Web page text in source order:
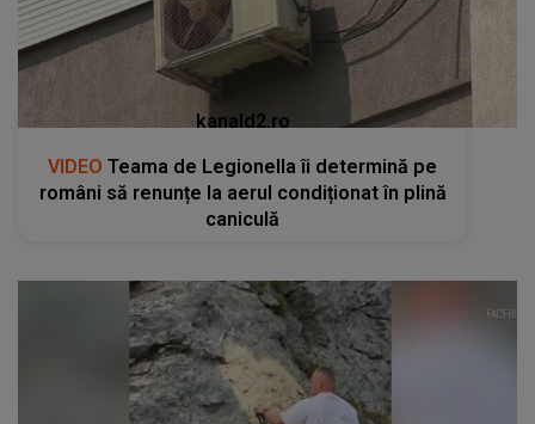
kanald2.ro
VIDEO Teama de Legionella îi determină pe
români să renunțe la aerul condiționat în plină
caniculă